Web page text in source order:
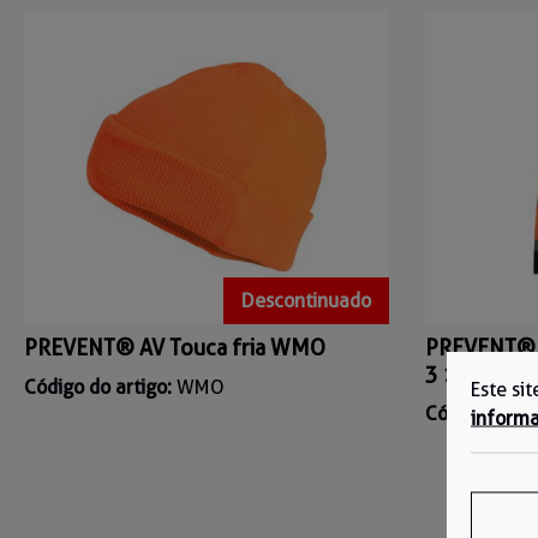
Descontinuado
PREVENT® AV Touca fria WMO
Código do artigo: WMO
3 174ZO
Código do
Este